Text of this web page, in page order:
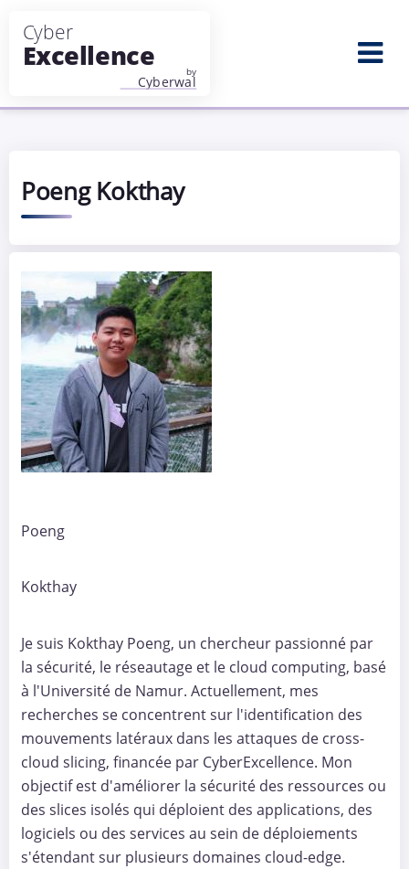
Poeng Kokthay
Poeng
Kokthay
Je suis Kokthay Poeng, un chercheur passionné par
la sécurité, le réseautage et le cloud computing, basé
à l'Université de Namur. Actuellement, mes
recherches se concentrent sur l'identification des
mouvements latéraux dans les attaques de cross-
cloud slicing, financée par CyberExcellence. Mon
objectif est d'améliorer la sécurité des ressources ou
des slices isolés qui déploient des applications, des
logiciels ou des services au sein de déploiements
s'étendant sur plusieurs domaines cloud-edge.